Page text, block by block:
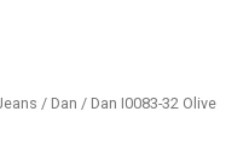
/ Dan / Dan I0083-32 Olive